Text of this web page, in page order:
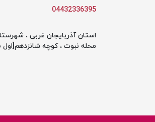
04432336395
استان آذربایجان غربی ،
محله نبوت ، کوچه شانزدهم[اول نگین] ،